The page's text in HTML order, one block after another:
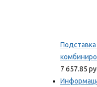
7 657.85